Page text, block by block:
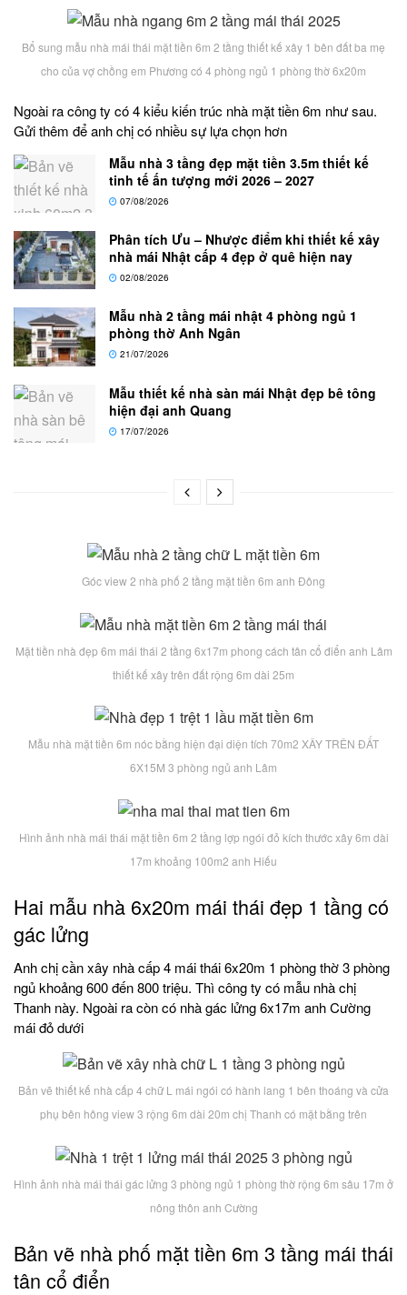
Bổ sung mẫu nhà mái thái mặt tiền 6m 2 tầng thiết kế xây 1 bên đất ba mẹ
cho của vợ chồng em Phương có 4 phòng ngủ 1 phòng thờ 6x20m
Ngoài ra công ty có 4 kiểu kiến trúc nhà mặt tiền 6m như sau.
Gửi thêm để anh chị có nhiều sự lựa chọn hơn
Mẫu nhà 3 tầng đẹp mặt tiền 3.5m thiết kế
tinh tế ấn tượng mới 2026 – 2027
07/08/2026
Phân tích Ưu – Nhược điểm khi thiết kế xây
nhà mái Nhật cấp 4 đẹp ở quê hiện nay
02/08/2026
Mẫu nhà 2 tầng mái nhật 4 phòng ngủ 1
phòng thờ Anh Ngân
21/07/2026
Mẫu thiết kế nhà sàn mái Nhật đẹp bê tông
hiện đại anh Quang
17/07/2026
Góc view 2 nhà phố 2 tầng mặt tiền 6m anh Đông
Mặt tiền nhà đẹp 6m mái thái 2 tầng 6x17m phong cách tân cổ điển anh Lâm
thiết kế xây trên đất rộng 6m dài 25m
Mẫu nhà mặt tiền 6m nóc bằng hiện đại diện tích 70m2 XÂY TRÊN ĐẤT
6X15M 3 phòng ngủ anh Lâm
Hình ảnh nhà mái thái mặt tiền 6m 2 tầng lợp ngói đỏ kích thước xây 6m dài
17m khoảng 100m2 anh Hiếu
Hai mẫu nhà 6x20m mái thái đẹp 1 tầng có
gác lửng
Anh chị cần xây nhà cấp 4 mái thái 6x20m 1 phòng thờ 3 phòng
ngủ khoảng 600 đến 800 triệu. Thì công ty có mẫu nhà chị
Thanh này. Ngoài ra còn có nhà gác lửng 6x17m anh Cường
mái đỏ dưới
Bản vẽ thiết kế nhà cấp 4 chữ L mái ngói có hành lang 1 bên thoáng và cửa
phụ bên hông view 3 rộng 6m dài 20m chị Thanh có mặt bằng trên
Hình ảnh nhà mái thái gác lửng 3 phòng ngủ 1 phòng thờ rộng 6m sâu 17m ở
nông thôn anh Cường
Bản vẽ nhà phố mặt tiền 6m 3 tầng mái thái
tân cổ điển